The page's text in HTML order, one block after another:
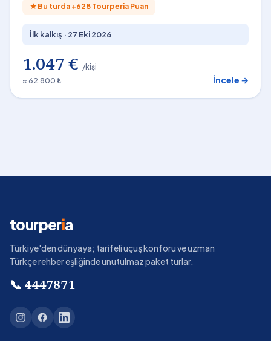
★ Bu turda +628 Tourperia Puan
İlk kalkış · 27 Eki 2026
1.047 € /kişi
≈ 62.800 ₺
İncele →
tourperia
Türkiye'den dünyaya; tarifeli uçuş konforu ve uzman
Türkçe rehber eşliğinde unutulmaz paket turlar.
📞 4447871